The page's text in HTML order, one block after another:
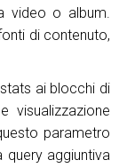
video o album.
di contenuto,
ai blocchi di
visualizzazione
parametro
aggiuntiva